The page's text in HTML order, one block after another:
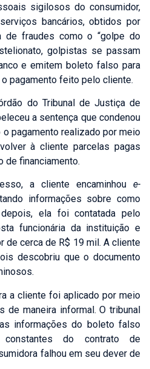
sigilosos do consumidor,
bancários, obtidos por
de fraudes como o “golpe do
golpistas se passam
e emitem boleto falso para
pagamento feito pelo cliente.
do Tribunal de Justiça de
a sentença que condenou
o pagamento realizado por meio
à cliente parcelas pagas
de financiamento.
a cliente encaminhou e-
informações sobre como
ela foi contatada pelo
funcionária da instituição e
de cerca de R$ 19 mil. A cliente
descobriu que o documento
a cliente foi aplicado por meio
de maneira informal. O tribunal
informações do boleto falso
do contrato de
falhou em seu dever de